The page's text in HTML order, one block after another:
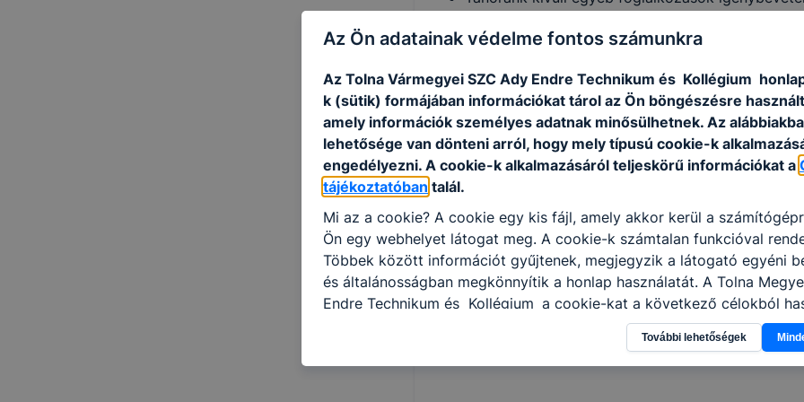
A beiratkozásra meghatározott idő, a fenntartó
száma
A térítési díj és a tandíj mértéke, az igénybe
jogosultsági és igénylési feltételeit is
A szakképző intézménnyel kapcsolatos -
vizsgálatok, ellenőrzések felsorolása, ideje
A tanulók, illetve a képzésben részt vevő
évfolyamismétlésével kapcsolatos adatok
Tanulmányok alatti vizsgák tervezett időpontjai
Házi feladat adásával kapcsolatos korlátozások
Tanulmányok alatt szervezhető vizsgák
Éves tanulói foglalkozási terv
Igazgatói pályázat
Szakképző intézményi külső értékelés -
A további vonatkozó információk megtalálhatók a
Az Ön adatainak védelme fontos számunkra
Az Tolna Vármegyei SZC Ady Endre Technikum és Kollégium
k (sütik) formájában információkat tárol az Ön böngészésre
amely információk személyes adatnak minősülhetnek. Az
lehetősége van dönteni arról, hogy mely típusú cookie-k
engedélyezni. A cookie-k alkalmazásáról teljeskörű információkat a
tájékoztatóban talál.
Mi az a cookie? A cookie egy kis fájl, amely akkor kerül a
Ön egy webhelyet látogat meg. A cookie-k számtalan funkcióval
Többek között információt gyűjtenek, megjegyzik a látogató egyéni
és általánosságban megkönnyítik a honlap használatát. A Tolna
Endre Technikum és Kollégium a cookie-kat a következő célokból
információ gyűjtése azzal kapcsolatban, hogyan használja Ön a
felmérésével, hogy a honlap melyik részeit látogatja, vagy használja
így megtudhatjuk, hogyan biztosítsunk Önnek még jobb felhasználói
További lehetőségek